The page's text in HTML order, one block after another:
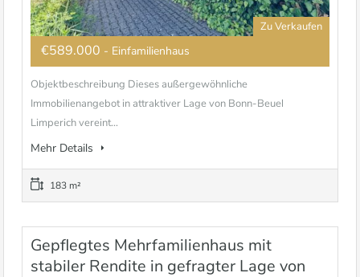
Zu Verkaufen
€589.000 - Einfamilienhaus
Objektbeschreibung Dieses außergewöhnliche
Immobilienangebot in attraktiver Lage von Bonn-Beuel
Limperich vereint...
Mehr Details
183 m²
Gepflegtes Mehrfamilienhaus mit
stabiler Rendite in gefragter Lage von